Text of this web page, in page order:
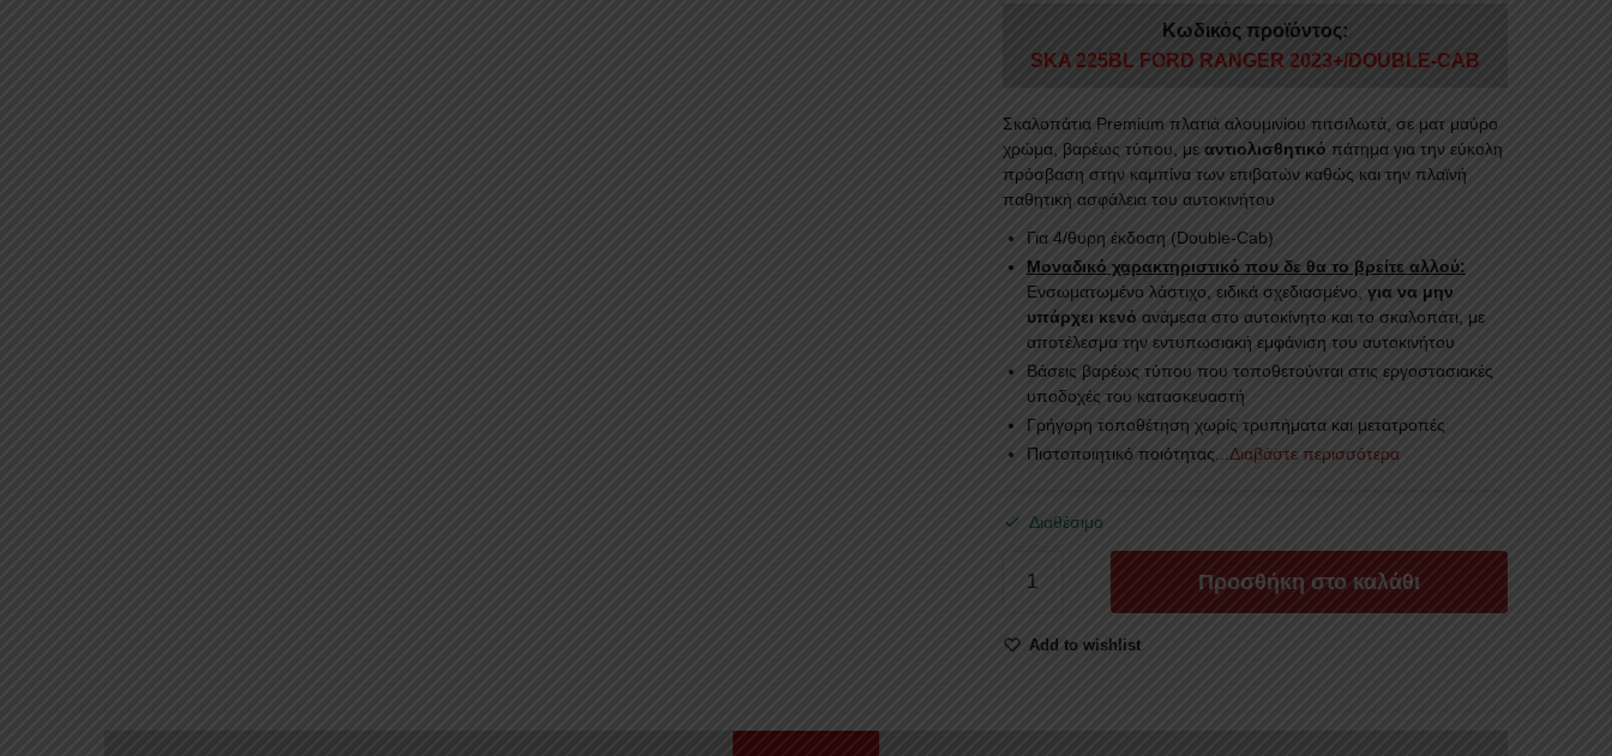
Κωδικός προϊόντος:
SKA 225BL FORD RANGER 2023+/DOUBLE-CAB
Σκαλοπάτια Premium πλατιά αλουμινίου πιτσιλωτά, σε ματ μαύρο
χρώμα, βαρέως τύπου, με αντιολισθητικό πάτημα για την εύκολη
πρόσβαση στην καμπίνα των επιβατών καθώς και την πλαϊνή
παθητική ασφάλεια του αυτοκινήτου
Για 4/θυρη έκδοση (Double-Cab)
Μοναδικό χαρακτηριστικό που δε θα το βρείτε αλλού:
Ενσωματωμένο λάστιχο, ειδικά σχεδιασμένο, για να μην
υπάρχει κενό ανάμεσα στο αυτοκίνητο και το σκαλοπάτι, με
αποτέλεσμα την εντυπωσιακή εμφάνιση του αυτοκινήτου
Βάσεις βαρέως τύπου που τοποθετούνται στις εργοστασιακές
υποδοχές του κατασκευαστή
Γρήγορη τοποθέτηση χωρίς τρυπήματα και μετατροπές
Πιστοποιητικό ποιότητας ...Διαβάστε περισσότερα
Διαθέσιμο
SKA
FORD
Προσθήκη στο καλάθι
Add to wishlist